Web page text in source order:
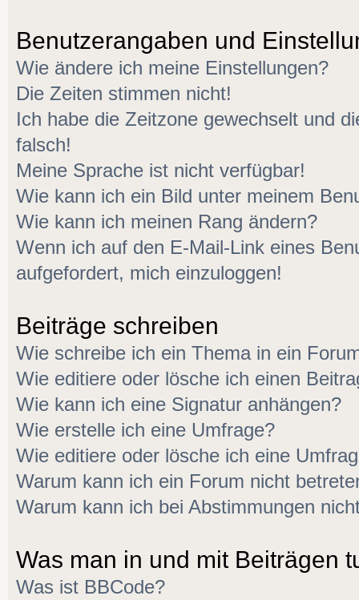
Benutzerangaben und
Wie ändere ich meine Einstellungen?
Die Zeiten stimmen nicht!
Ich habe die Zeitzone gewechselt und
falsch!
Meine Sprache ist nicht verfügbar!
Wie kann ich ein Bild unter meinem
Wie kann ich meinen Rang ändern?
Wenn ich auf den E-Mail-Link eines
aufgefordert, mich einzuloggen!
Beiträge schreiben
Wie schreibe ich ein Thema in ein
Wie editiere oder lösche ich einen
Wie kann ich eine Signatur anhängen?
Wie erstelle ich eine Umfrage?
Wie editiere oder lösche ich eine
Warum kann ich ein Forum nicht
Warum kann ich bei Abstimmungen
Was man in und mit Beiträgen
Was ist BBCode?